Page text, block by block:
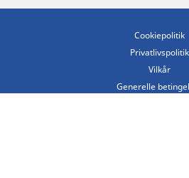
Cookiepolitik
Privatlivspolitik
Vilkår
Generelle